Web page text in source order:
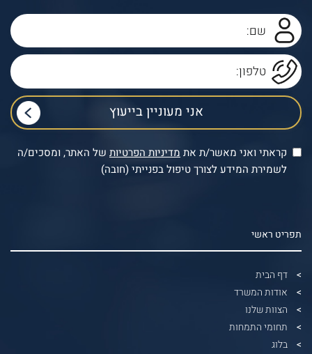
קראתי ואני מאשר/ת את מדיניות הפרטיות של האתר, ומסכים/ה
לשמירת המידע לצורך טיפול בפנייתי (חובה)
תפריט ראשי
דף הבית
אודות המשרד
הצוות שלנו
תחומי התמחות
בלוג